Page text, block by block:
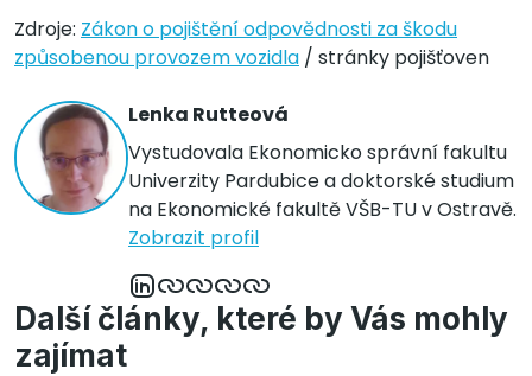
Zdroje: Zákon o pojištění odpovědnosti za škodu
způsobenou provozem vozidla / stránky pojišťoven
Lenka Rutteová
Vystudovala Ekonomicko správní fakultu
Univerzity Pardubice a doktorské studium
na Ekonomické fakultě VŠB-TU v Ostravě.
Zobrazit profil
Další články, které by Vás mohly
zajímat